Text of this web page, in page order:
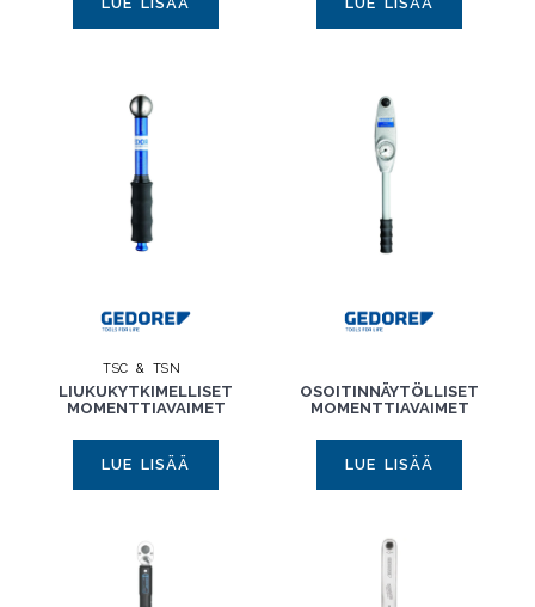
TSC & TSN
LIUKUKYTKIMELLISET
MOMENTTIAVAIMET
LUE LISÄÄ
OSOITINNÄYTÖLLISET
MOMENTTIAVAIMET
LUE LISÄÄ